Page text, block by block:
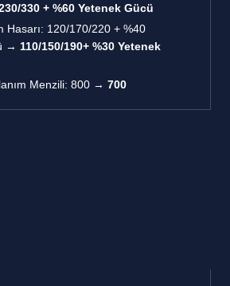
330 + %60 Yetenek Gücü
Hasarı: 120/170/220 + %40
→ 110/150/190+ %30 Yetenek
Menzili: 800 → 700